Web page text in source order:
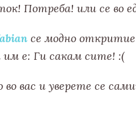
Потреба! или се во
се модно
е: Ги сакам сите! :(
во вас и уверете се